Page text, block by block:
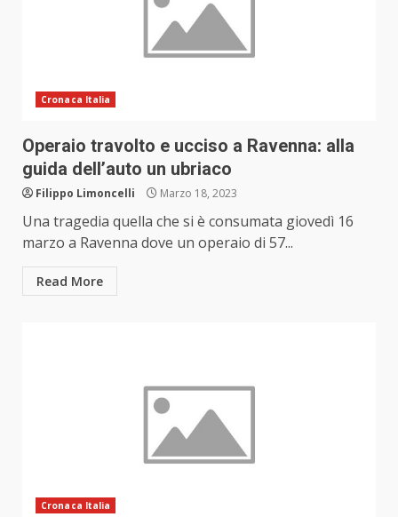
Cronaca Italia
Operaio travolto e ucciso a Ravenna: alla
guida dell’auto un ubriaco
Filippo Limoncelli Marzo 18, 2023
Una tragedia quella che si è consumata giovedì 16
marzo a Ravenna dove un operaio di 57...
Read More
Cronaca Italia